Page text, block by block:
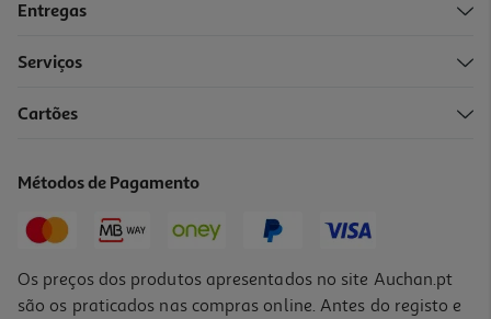
Entregas
Serviços
Cartões
Métodos de Pagamento
Os preços dos produtos apresentados no site Auchan.pt
são os praticados nas compras online. Antes do registo e